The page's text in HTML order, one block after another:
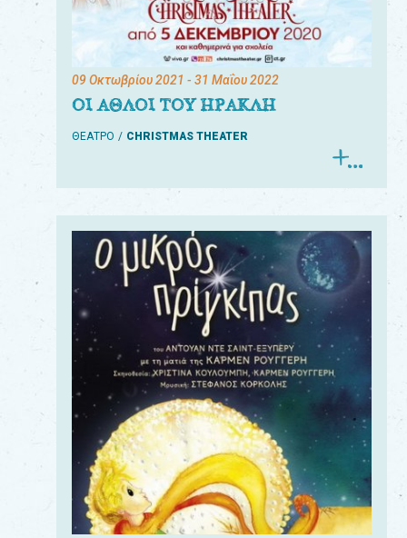
09 Οκτωβρίου 2021 - 31 Μαΐου 2022
ΟΙ ΑΘΛΟΙ ΤΟΥ ΗΡΑΚΛΗ
ΘΕΑΤΡΟ CHRISTMAS THEATER